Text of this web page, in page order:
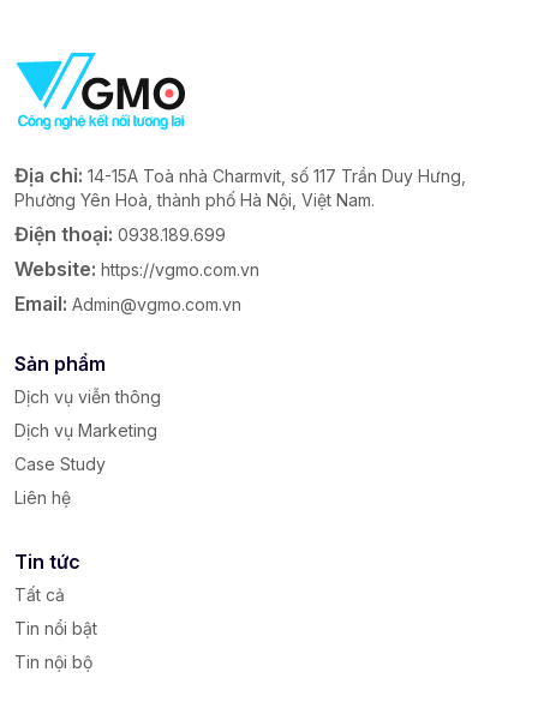
Địa chỉ: 14-15A Toà nhà Charmvit, số 117 Trần Duy Hưng,
Phường Yên Hoà, thành phố Hà Nội, Việt Nam.
Điện thoại: 0938.189.699
Website: https://vgmo.com.vn
Email: Admin@vgmo.com.vn
Sản phẩm
Dịch vụ viễn thông
Dịch vụ Marketing
Case Study
Liên hệ
Tin tức
Tất cả
Tin nổi bật
Tin nội bộ